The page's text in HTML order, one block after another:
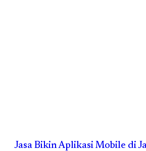
Jasa Bikin Aplikasi Mobile di